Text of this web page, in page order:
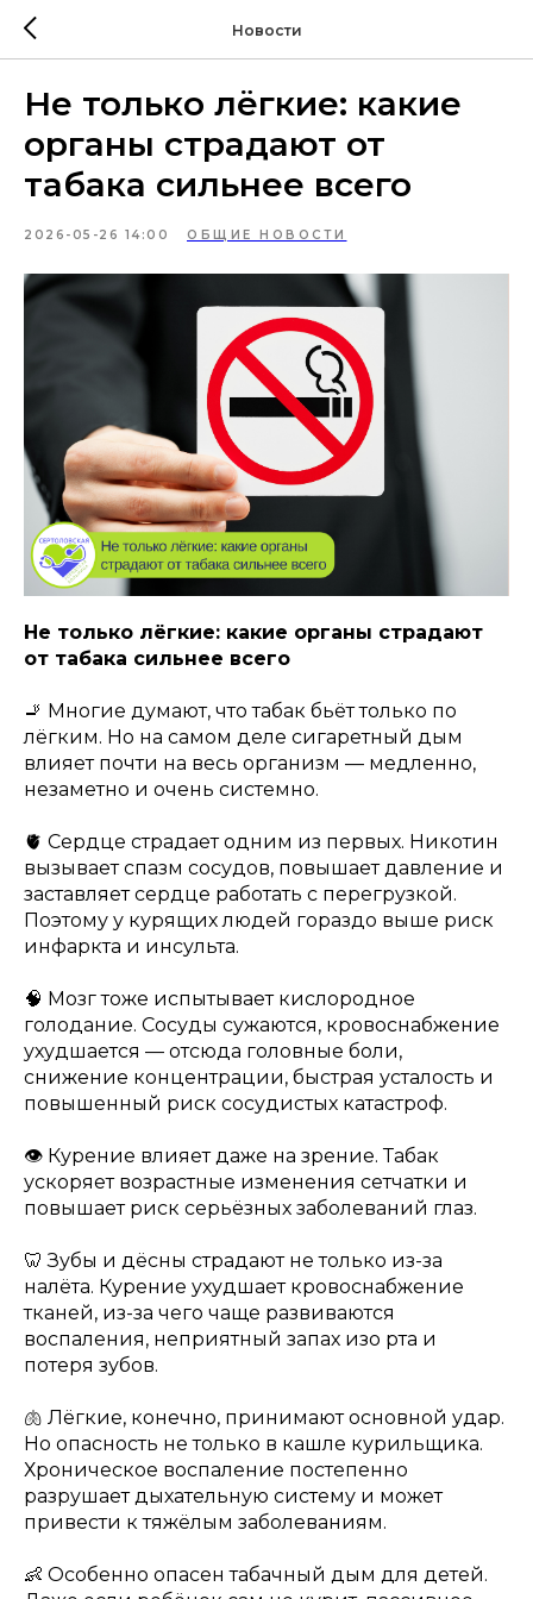
Новости
Не только лёгкие: какие
органы страдают от
табака сильнее всего
2026-05-26 14:00 ОБЩИЕ НОВОСТИ
Не только лёгкие: какие органы страдают
от табака сильнее всего
🚬 Многие думают, что табак бьёт только по
лёгким. Но на самом деле сигаретный дым
влияет почти на весь организм — медленно,
незаметно и очень системно.
🫀 Сердце страдает одним из первых. Никотин
вызывает спазм сосудов, повышает давление и
заставляет сердце работать с перегрузкой.
Поэтому у курящих людей гораздо выше риск
инфаркта и инсульта.
🧠 Мозг тоже испытывает кислородное
голодание. Сосуды сужаются, кровоснабжение
ухудшается — отсюда головные боли,
снижение концентрации, быстрая усталость и
повышенный риск сосудистых катастроф.
👁 Курение влияет даже на зрение. Табак
ускоряет возрастные изменения сетчатки и
повышает риск серьёзных заболеваний глаз.
🦷 Зубы и дёсны страдают не только из-за
налёта. Курение ухудшает кровоснабжение
тканей, из-за чего чаще развиваются
воспаления, неприятный запах изо рта и
потеря зубов.
🫁 Лёгкие, конечно, принимают основной удар.
Но опасность не только в кашле курильщика.
Хроническое воспаление постепенно
разрушает дыхательную систему и может
привести к тяжёлым заболеваниям.
👶 Особенно опасен табачный дым для детей.